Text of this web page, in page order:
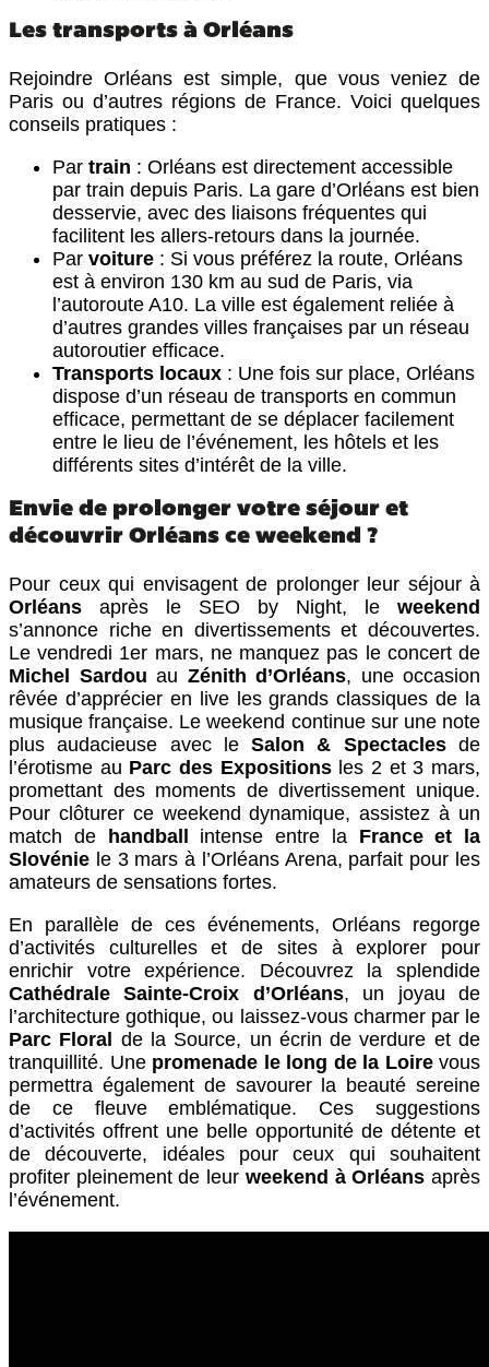
Les transports à Orléans
Rejoindre Orléans est simple, que vous veniez de
Paris ou d’autres régions de France. Voici quelques
conseils pratiques :
Par train : Orléans est directement accessible
par train depuis Paris. La gare d’Orléans est bien
desservie, avec des liaisons fréquentes qui
facilitent les allers-retours dans la journée.
Par voiture : Si vous préférez la route, Orléans
est à environ 130 km au sud de Paris, via
l’autoroute A10. La ville est également reliée à
d’autres grandes villes françaises par un réseau
autoroutier efficace.
Transports locaux : Une fois sur place, Orléans
dispose d’un réseau de transports en commun
efficace, permettant de se déplacer facilement
entre le lieu de l’événement, les hôtels et les
différents sites d’intérêt de la ville.
Envie de prolonger votre séjour et
découvrir Orléans ce weekend ?
Pour ceux qui envisagent de prolonger leur séjour à
Orléans après le SEO by Night, le weekend
s’annonce riche en divertissements et découvertes.
Le vendredi 1er mars, ne manquez pas le concert de
Michel Sardou au Zénith d’Orléans, une occasion
rêvée d’apprécier en live les grands classiques de la
musique française. Le weekend continue sur une note
plus audacieuse avec leSalon & Spectaclesde
l’érotisme au Parc des Expositionsles 2 et 3 mars,
promettant des moments de divertissement unique.
Pour clôturer ce weekend dynamique, assistez à un
match de
handball intense entre la France et la
Slovénie le 3 mars à l’Orléans Arena, parfait pour les
amateurs de sensations fortes.
En parallèle de ces événements, Orléans regorge
d’activités culturelles et de sites à explorer pour
enrichir votre expérience. Découvrez la splendide
Cathédrale Sainte-Croix d’Orléans, un joyau de
l’architecture gothique, ou laissez-vous charmer par le
Parc Floral
de la Source, un écrin de verdure et de
tranquillité. Une promenade le long de la Loirevous
permettra également de savourer la beauté sereine
de ce fleuve emblématique. Ces suggestions
d’activités offrent une belle opportunité de détente et
de découverte, idéales pour ceux qui souhaitent
profiter pleinement de leur weekend à Orléans après
l’événement.